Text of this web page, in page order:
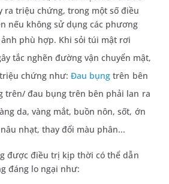
ra triệu chứng, trong một số điều
nếu không sử dụng các phương
phù hợp. Khi sỏi túi mật rơi
tắc nghẽn đường vận chuyển mật,
chứng như:Đau bụng trên bên
trên/ đau bụng trên bên phải lan ra
da, vàng mắt, buồn nôn, sốt, ớn
nhạt, thay đổi màu phân...
được điều trị kịp thời có thể dẫn
đáng lo ngại như: